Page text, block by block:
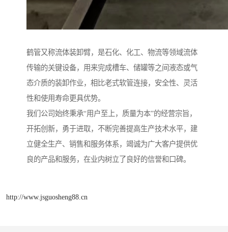
鹤管又称流体装卸臂，是石化、化工、物流等领域流体
传输的关键设备，用来完成槽车、储罐等之间液态或气
态介质的装卸作业，相比老式软管连接，安全性、灵活
性和使用寿命更具优势。
我们公司始终秉承“用户至上，质量为本”的经营宗旨，
开拓创新，勇于进取，不断完善提高生产技术水平，建
立健全生产、销售和服务体系，竭诚为广大客户提供优
良的产品和服务，在业内树立了良好的信誉和口碑。
http://www.jsguosheng88.cn